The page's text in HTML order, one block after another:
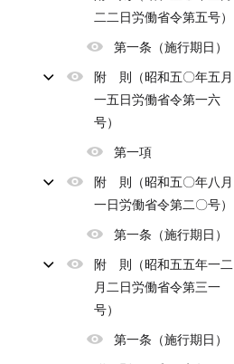
二二日労働省令第五号）
第一条（施行期日）
附 則（昭和五〇年五月
一五日労働省令第一六
号）
第一項
附 則（昭和五〇年八月
一日労働省令第二〇号）
第一条（施行期日）
附 則（昭和五五年一二
月二日労働省令第三一
号）
第一条（施行期日）